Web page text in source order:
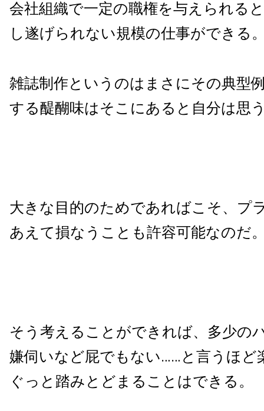
会社組織で一定の職権を与えられる
し遂げられない規模の仕事ができる
雑誌制作というのはまさにその典型
する醍醐味はそこにあると自分は思
大きな目的のためであればこそ、プ
あえて損なうことも許容可能なのだ
そう考えることができれば、多少の
嫌伺いなど屁でもない……と言うほど
ぐっと踏みとどまることはできる。